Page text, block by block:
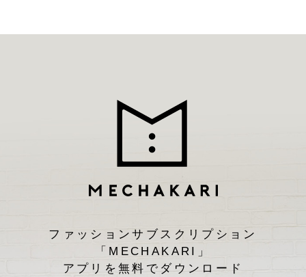
ファッションサブスクリプション
「MECHAKARI」
アプリを無料でダウンロード